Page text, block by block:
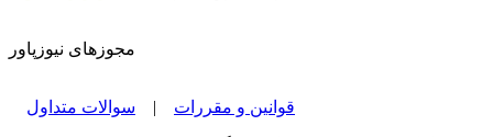
مجوزهای نیوزپاور
قوانین و مقررات | سوالات متداول